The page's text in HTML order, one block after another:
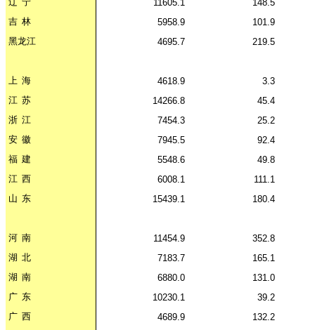
11605.1
148.5
吉 林 5958.9
101.9
黑龙江
4695.7 219.5
上 海 4618.9
3.3
江 苏 14266.8
45.4
浙 江 7454.3
25.2
安 徽 7945.5
92.4
福 建 5548.6
49.8
江 西 6008.1
111.1
山 东 15439.1 180.4
河 南 11454.9
352.8
湖 北 7183.7
165.1
湖 南 6880.0
131.0
广 东 10230.1
39.2
广 西 4689.9
132.2